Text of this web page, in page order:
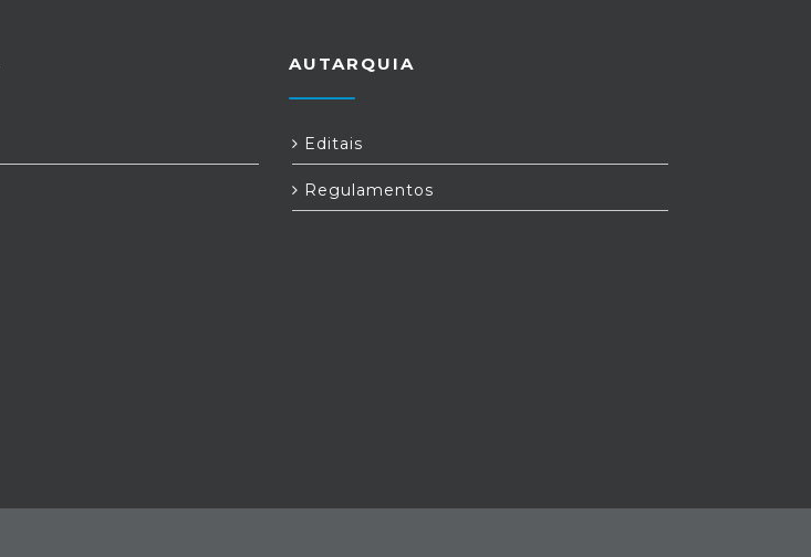
AUTARQUIA
Editais
Regulamentos